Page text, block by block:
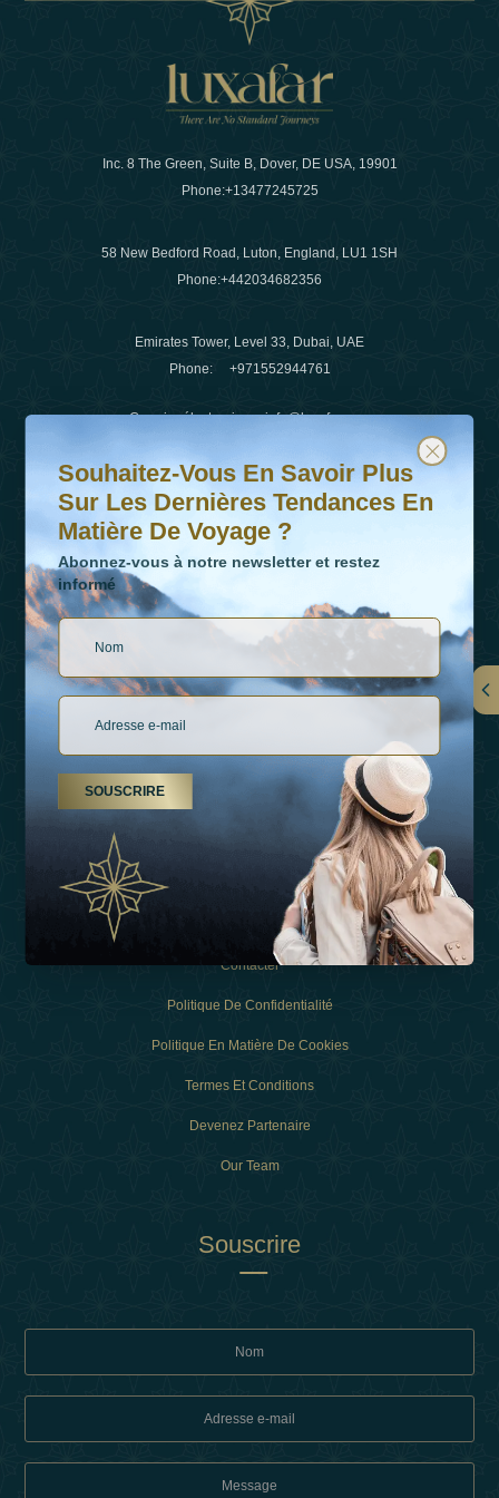
Inc. 8 The Green, Suite B, Dover, DE USA, 19901
Phone:+13477245725
58 New Bedford Road, Luton, England, LU1 1SH
Phone:+442034682356
Emirates Tower, Level 33, Dubai, UAE
Phone: +971552944761
Courrier électronique:info@luxafar.com
WhatsApp N°
+442034682356
+971552944761
LIENS
À Propos De Nous
Types De Vacances
Contacter
Politique De Confidentialité
Politique En Matière De Cookies
Termes Et Conditions
Devenez Partenaire
Our Team
Souscrire
Souhaitez-vous en savoir plus sur les dernières
Abonnez-vous à notre newsletter et restez informé
Souhaitez-Vous En Savoir Plus
Sur Les Dernières Tendances En
Matière De Voyage ?
Abonnez-vous à notre newsletter et restez
informé
SOUSCRIRE